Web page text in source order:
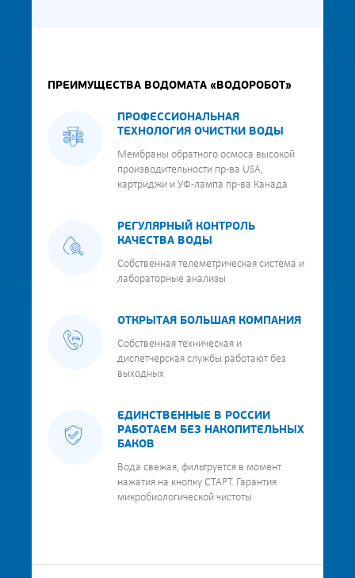
ПРЕИМУЩЕСТВА ВОДОМАТА «ВОДОРОБОТ»
ПРОФЕССИОНАЛЬНАЯ
ТЕХНОЛОГИЯ ОЧИСТКИ ВОДЫ
Мембраны обратного осмоса высокой
производительности пр-ва USA,
картриджи и УФ-лампа пр-ва Канада
РЕГУЛЯРНЫЙ КОНТРОЛЬ
КАЧЕСТВА ВОДЫ
Собственная телеметрическая система и
лабораторные анализы
ОТКРЫТАЯ БОЛЬШАЯ КОМПАНИЯ
Собственная техническая и
диспетчерская службы работают без
выходных
ЕДИНСТВЕННЫЕ В РОССИИ
РАБОТАЕМ БЕЗ НАКОПИТЕЛЬНЫХ
БАКОВ
Вода свежая, фильтруется в момент
нажатия на кнопку СТАРТ. Гарантия
микробиологической чистоты